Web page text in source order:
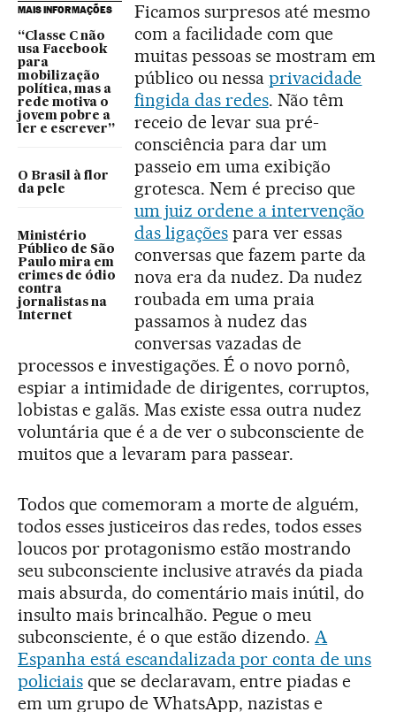
MAIS INFORMAÇÕES
“Classe C não
usa Facebook
para
mobilização
política, mas a
rede motiva o
jovem pobre a
ler e escrever”
O Brasil à flor
da pele
Ministério
Público de São
Paulo mira em
crimes de ódio
contra
jornalistas na
Internet
Ficamos surpresos até mesmo
com a facilidade com que
muitas pessoas se mostram em
público ou nessa privacidade
fingida das redes. Não têm
receio de levar sua pré-
consciência para dar um
passeio em uma exibição
grotesca. Nem é preciso que
um juiz ordene a intervenção
das ligaçõespara ver essas
conversas que fazem parte da
nova era da nudez. Da nudez
roubada em uma praia
passamos à nudez das
conversas vazadas de
processos e investigações. É o novo pornô,
espiar a intimidade de dirigentes, corruptos,
lobistas e galãs. Mas existe essa outra nudez
voluntária que é a de ver o subconsciente de
muitos que a levaram para passear.
Todos que comemoram a morte de alguém,
todos esses justiceiros das redes, todos esses
loucos por protagonismo estão mostrando
seu subconsciente inclusive através da piada
mais absurda, do comentário mais inútil, do
insulto mais brincalhão. Pegue o meu
subconsciente, é o que estão dizendo.A
Espanha está escandalizada por conta de uns
policiaisque se declaravam, entre piadas e
em um grupo de WhatsApp, nazistas e